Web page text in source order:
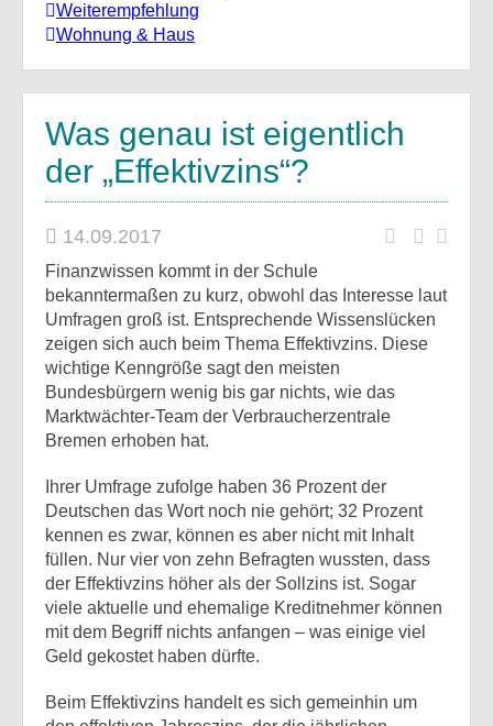
Weiterempfehlung
Wohnung & Haus
Was genau ist eigentlich
der „Effektivzins“?
14.09.2017
Finanzwissen kommt in der Schule
bekanntermaßen zu kurz, obwohl das Interesse laut
Umfragen groß ist. Entsprechende Wissenslücken
zeigen sich auch beim Thema Effektivzins. Diese
wichtige Kenngröße sagt den meisten
Bundesbürgern wenig bis gar nichts, wie das
Marktwächter-Team der Verbraucherzentrale
Bremen erhoben hat.
Ihrer Umfrage zufolge haben 36 Prozent der
Deutschen das Wort noch nie gehört; 32 Prozent
kennen es zwar, können es aber nicht mit Inhalt
füllen. Nur vier von zehn Befragten wussten, dass
der Effektivzins höher als der Sollzins ist. Sogar
viele aktuelle und ehemalige Kreditnehmer können
mit dem Begriff nichts anfangen – was einige viel
Geld gekostet haben dürfte.
Beim Effektivzins handelt es sich gemeinhin um